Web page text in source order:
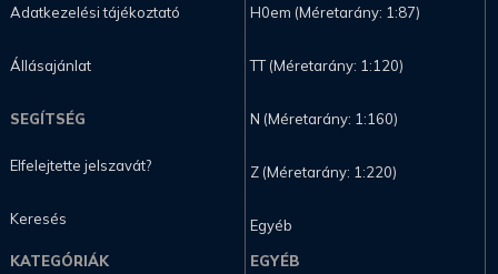
Adatkezelési tájékoztató
Állásajánlat
SEGÍTSÉG
Elfelejtette jelszavát?
Keresés
H0em (Méretarány: 1:87)
TT (Méretarány: 1:120)
N (Méretarány: 1:160)
Z (Méretarány: 1:220)
Egyéb
KATEGÓRIÁK
EGYÉB